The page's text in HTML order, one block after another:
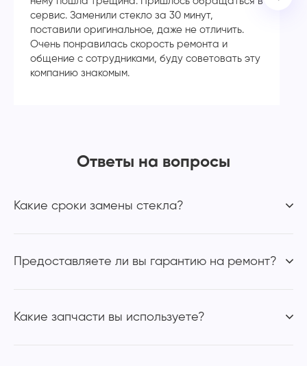
сервис. Заменили стекло за 30 минут,
поставили оригинальное, даже не отличить.
Очень понравилась скорость ремонта и
общение с сотрудниками, буду советовать эту
компанию знакомым.
Ответы на вопросы
Какие сроки замены стекла?
Предоставляете ли вы гарантию на ремонт?
Какие запчасти вы используете?